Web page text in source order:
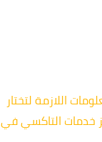
اللازمة لتختار
في العباسية؟ تتميز خدمات التاكسي في